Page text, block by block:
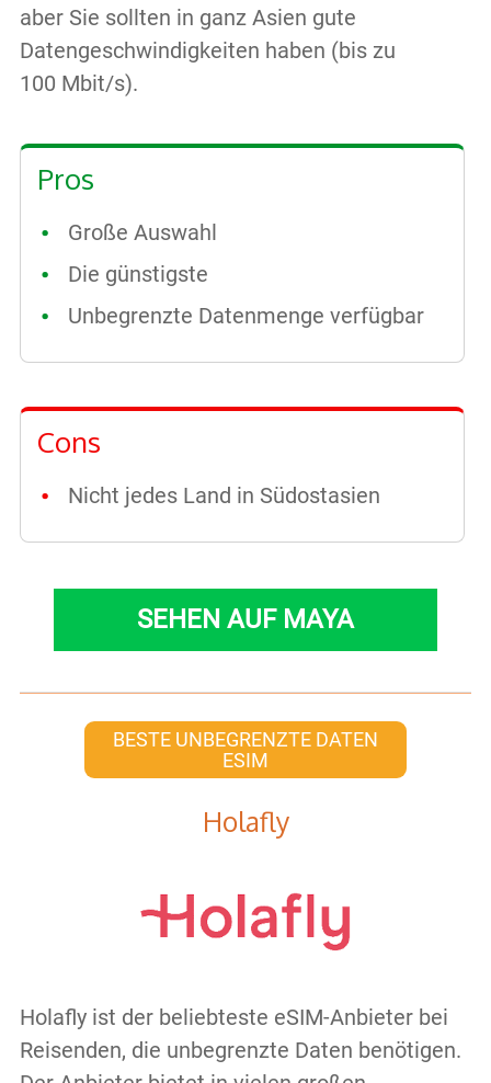
aber Sie sollten in ganz Asien gute
Datengeschwindigkeiten haben (bis zu
100 Mbit/s).
Pros
Große Auswahl
Die günstigste
Unbegrenzte Datenmenge verfügbar
Cons
Nicht jedes Land in Südostasien
SEHEN AUF MAYA
BESTE UNBEGRENZTE DATEN
ESIM
Holafly
Holafly ist der beliebteste eSIM-Anbieter bei
Reisenden, die unbegrenzte Daten benötigen.